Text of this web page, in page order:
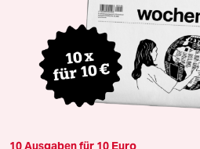
10 Ausgaben für 10 Euro